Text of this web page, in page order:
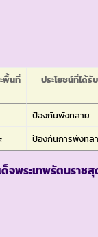
พื้นที่ ประโยชน์ที่ได้รับ
ป้องกันพังทลาย
ป้องกันการพังทล
จพระเทพรัตนราชสุ